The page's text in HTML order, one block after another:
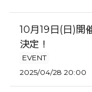
10月19日(日)開
決定！
EVENT
2025/04/28 20:00